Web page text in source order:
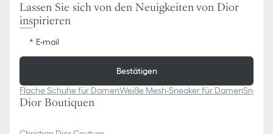
Lassen Sie sich von den Neuigkeiten von Dior
inspirieren
E-mail
Bestätigen
Flache Schuhe für DamenWeiße Mesh-Sneaker für Damen
Dior Boutiquen